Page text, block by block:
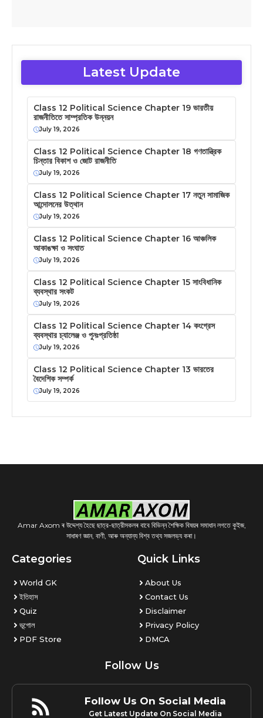
Latest Update
Class 12 Political Science Chapter 19 ভারতীয়
রাজনীতিতে সাম্প্রতিক উন্নয়ন
July 19, 2026
Class 12 Political Science Chapter 18 গণতান্ত্রিক
চিন্তার বিকাশ ও জোট রাজনীতি
July 19, 2026
Class 12 Political Science Chapter 17 নতুন সামাজিক
আন্দোলনের উত্থান
July 19, 2026
Class 12 Political Science Chapter 16 আঞ্চলিক
আকাঙক্ষা ও সংঘাত
July 19, 2026
Class 12 Political Science Chapter 15 সাংবিধানিক
ব্যবস্থার সংকট
July 19, 2026
Class 12 Political Science Chapter 14 কংগ্রেস
ব্যবস্থার চ্যালেঞ্জ ও পুনঃপ্রতিষ্ঠা
July 19, 2026
Class 12 Political Science Chapter 13 ভারতের
বৈদেশিক সম্পর্ক
July 19, 2026
Amar Axom ৰ উদ্দেশ্য হৈছে ছাত্র-ছাত্রীসকলৰ বাবে বিভিন্ন শৈক্ষিক বিষয়ৰ সমাধান লগতে কুইজ,
সাধাৰণ জ্ঞান, বাণী, আৰু অন্যান্য বিশ্ব তথ্য সজলভ্য কৰা।
Categories
World GK
ইতিহাস
Quiz
ভূগোল
PDF Store
Quick Links
About Us
Contact Us
Disclaimer
Privacy Policy
DMCA
Follow Us
Follow Us On Social Media
Get Latest Update On Social Media